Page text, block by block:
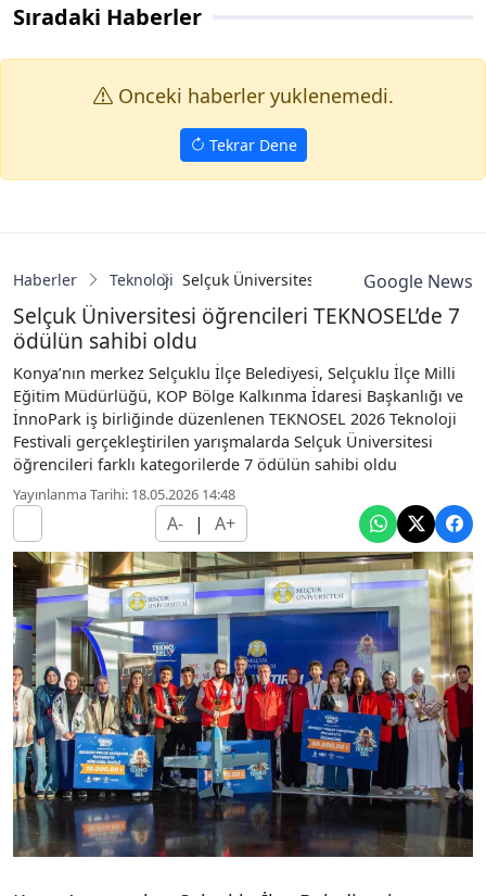
Sıradaki Haberler
Onceki haberler yuklenemedi.
Tekrar Dene
Haberler Teknoloji Selçuk Üniversitesi öğrencileriGoogle News
Selçuk Üniversitesi öğrencileri TEKNOSEL’de 7
ödülün sahibi oldu
Konya’nın merkez Selçuklu İlçe Belediyesi, Selçuklu İlçe Milli
Eğitim Müdürlüğü, KOP Bölge Kalkınma İdaresi Başkanlığı ve
İnnoPark iş birliğinde düzenlenen TEKNOSEL 2026 Teknoloji
Festivali gerçekleştirilen yarışmalarda Selçuk Üniversitesi
öğrencileri farklı kategorilerde 7 ödülün sahibi oldu
Yayınlanma Tarihi: 18.05.2026 14:48
A- | A+